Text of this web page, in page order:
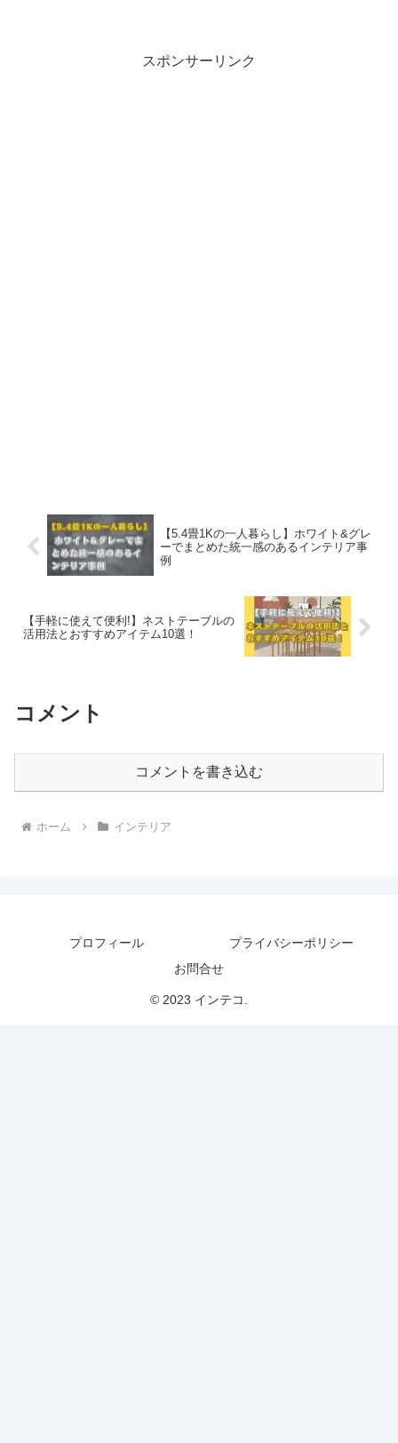
スポンサーリンク
【5.4畳1Kの一人暮らし】ホワイト&グレ
ーでまとめた統一感のあるインテリア事
例
【手軽に使えて便利!】ネストテーブルの
活用法とおすすめアイテム10選！
コメント
コメントを書き込む
ホーム インテリア
プロフィール
プライバシーポリシー
お問合せ
© 2023 インテコ.